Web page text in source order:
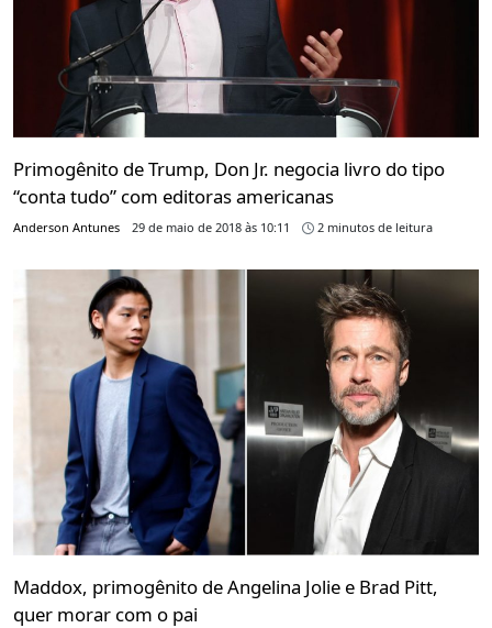
Primogênito de Trump, Don Jr. negocia livro do tipo
“conta tudo” com editoras americanas
Anderson Antunes 29 de maio de 2018 às 10:11 2 minutos de leitura
Maddox, primogênito de Angelina Jolie e Brad Pitt,
quer morar com o pai